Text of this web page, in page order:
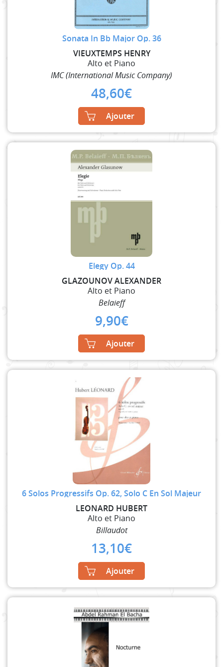
Sonata In Bb Major Op. 36
VIEUXTEMPS HENRY
Alto et Piano
IMC (International Music Company)
48,60€
Ajouter
Elegy Op. 44
GLAZOUNOV ALEXANDER
Alto et Piano
Belaieff
9,90€
Ajouter
6 Solos Progressifs Op. 62, Solo C En Sol Majeur
LEONARD HUBERT
Alto et Piano
Billaudot
13,10€
Ajouter